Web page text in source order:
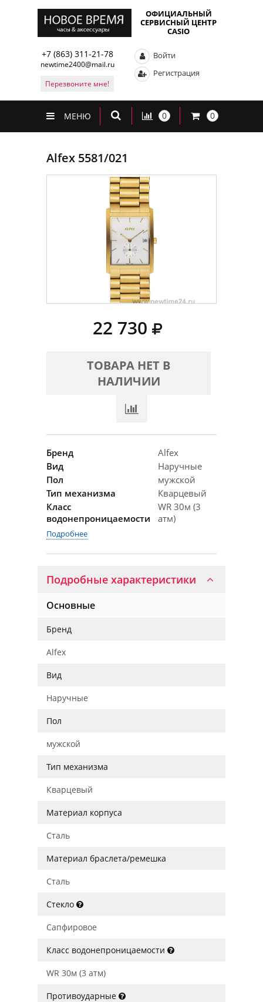
ОФИЦИАЛЬНЫЙ
СЕРВИСНЫЙ ЦЕНТР
CASIO
+7 (863) 311-21-78
newtime2400@mail.ru
Перезвоните мне!
Войти
Регистрация
МЕНЮ 0 0
Alfex 5581/021
22 730
ТОВАРА НЕТ В
НАЛИЧИИ
Бренд
Alfex
Вид
Наручные
Пол
мужской
Тип механизма
Кварцевый
Класс
водонепроницаемости
WR 30м (3
атм)
Подробнее
Подробные характеристики
Основные
Бренд
Alfex
Вид
Наручные
Пол
мужской
Тип механизма
Кварцевый
Материал корпуса
Сталь
Материал браслета/ремешка
Сталь
Стекло
Сапфировое
Класс водонепроницаемости
WR 30м (3 атм)
Противоударные